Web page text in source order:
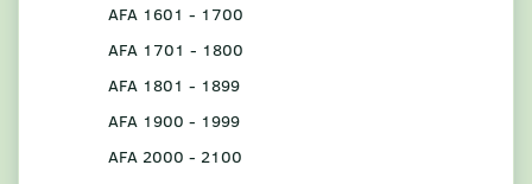
AFA 1601 - 1700
AFA 1701 - 1800
AFA 1801 - 1899
AFA 1900 - 1999
AFA 2000 - 2100